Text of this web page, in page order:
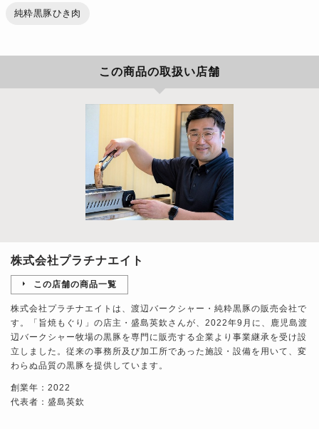
純粋黒豚ひき肉
この商品の取扱い店舗
株式会社プラチナエイト
この店舗の商品一覧
株式会社プラチナエイトは、渡辺バークシャー・純粋黒豚の販売会社で
す。「旨焼もぐり」の店主・盛島英欽さんが、2022年9月に、鹿児島渡
辺バークシャー牧場の黒豚を専門に販売する企業より事業継承を受け設
立しました。従来の事務所及び加工所であった施設・設備を用いて、変
わらぬ品質の黒豚を提供しています。
創業年：2022
代表者：盛島英欽